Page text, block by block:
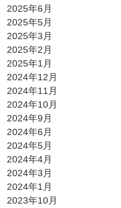
2025年6月
2025年5月
2025年3月
2025年2月
2025年1月
2024年12月
2024年11月
2024年10月
2024年9月
2024年6月
2024年5月
2024年4月
2024年3月
2024年1月
2023年10月